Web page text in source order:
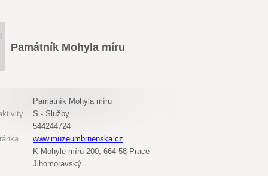
Památník Mohyla míru
Památník Mohyla míru
S - Služby
544244724
www.muzeumbrnenska.cz
K Mohyle míru 200, 664 58 Prace
Jihomoravský